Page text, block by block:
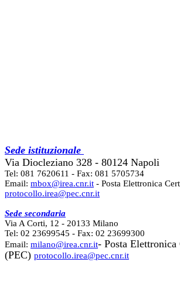
Sede istituzionale
Via Diocleziano 328 - 80124 Napoli
Tel: 081 7620611 - Fax: 081 5705734
Email: mbox@irea.cnr.it - Posta Elettronica
protocollo.irea@pec.cnr.it
Sede secondaria
Via A Corti, 12 - 20133 Milano
Tel: 02 23699545 - Fax: 02 23699300
Email: milano@irea.cnr.it- Posta
(PEC) protocollo.irea@pec.cnr.it